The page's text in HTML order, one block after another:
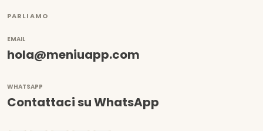
PARLIAMO
EMAIL
hola@meniuapp.com
WHATSAPP
Contattaci su WhatsApp